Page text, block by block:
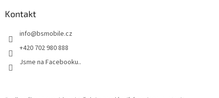
Kontakt
info@bsmobile.cz
+420 702 980 888
Jsme na Facebooku..